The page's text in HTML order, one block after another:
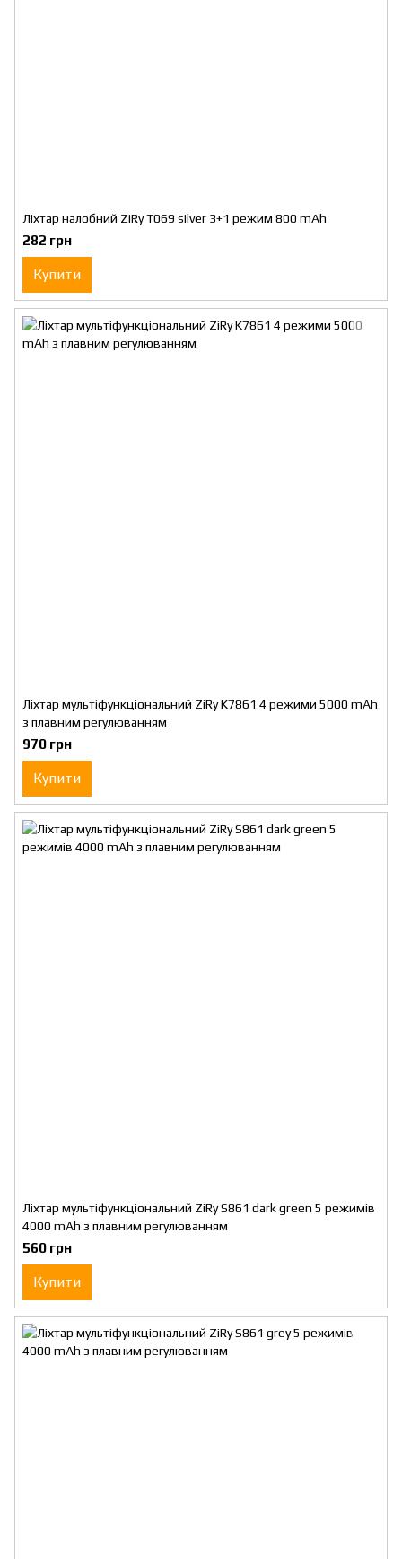
Ліхтар налобний ZiRy T069 silver 3+1 режим 800 mAh
282 грн
Купити
Ліхтар мультіфункціональний ZiRy K7861 4 режими 5000 mAh
з плавним регулюванням
970 грн
Купити
Ліхтар мультіфункціональний ZiRy S861 dark green 5 режимів
4000 mAh з плавним регулюванням
560 грн
Купити